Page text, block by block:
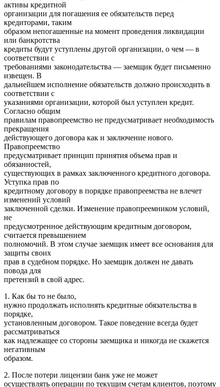
активы кредитной
организации для погашения ее обязательств перед
кредиторами, таким
образом непогашенные на момент проведения ликвидации
или банкротства
кредиты будут уступлены другой организации, о чем — в
соответствии с
требованиями законодательства — заемщик будет письменно
извещен. В
дальнейшем исполнение обязательств должно происходить в
соответствии с
указаниями организации, которой был уступлен кредит.
Согласно общим
правилам правопреемство не предусматривает необходимость
прекращения
действующего договора как и заключение нового.
Правопреемство
предусматривает принцип принятия объема прав и
обязанностей,
существующих в рамках заключенного кредитного договора.
Уступка прав по
кредитному договору в порядке правопреемства не влечет
изменений условий
заключенной сделки. Изменение правопреемником условий,
не
предусмотренное действующим кредитным договором,
считается превышением
полномочий. В этом случае заемщик имеет все основания для
защиты своих
прав в судебном порядке. Но заемщик должен не давать
повода для
претензий в свой адрес.
1. Как бы то не было,
нужно продолжать исполнять кредитные обязательства в
порядке,
установленным договором. Такое поведение всегда будет
рассматриваться
как надлежащее со стороны заемщика и никогда не скажется
негативным
образом.
2. После потери лицензии банк уже не может
осуществлять операции по текущим счетам клиентов, поэтому